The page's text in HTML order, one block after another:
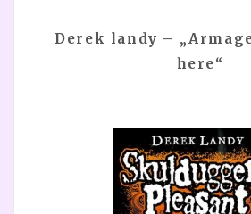
Derek landy –
here“